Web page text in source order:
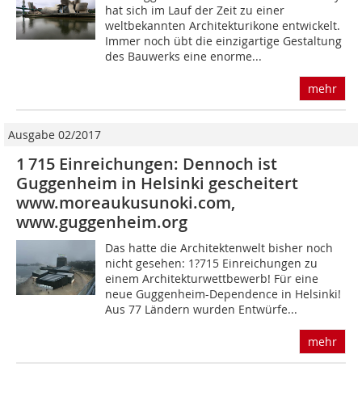
hat sich im Lauf der Zeit zu einer
weltbekannten Architekturikone entwickelt.
Immer noch übt die einzigartige Gestaltung
des Bauwerks eine enor­me...
mehr
Ausgabe 02/2017
1 715 Einreichungen: Dennoch ist
Guggenheim in Helsinki gescheitert
www.moreaukusunoki.com,
www.guggenheim.org
Das hatte die Architektenwelt bisher noch
nicht gesehen: 1?715 Einreichungen zu
einem Architekturwettbewerb! Für eine
neue Guggenheim-Dependence in Helsinki!
Aus 77 Ländern wurden Entwürfe...
mehr